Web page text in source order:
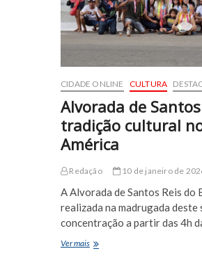
CIDADE ONLINE CULTURA
Alvorada de
tradição cultural
América
Redação 10 de janeiro de
A Alvorada de Santos Reis
realizada na madrugada deste
concentração a partir das 4h
Ver maisAlvorada